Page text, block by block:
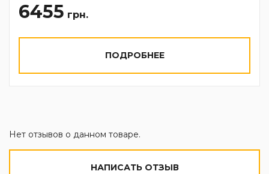
6455 грн.
ПОДРОБНЕЕ
Нет отзывов о данном товаре.
НАПИСАТЬ ОТЗЫВ